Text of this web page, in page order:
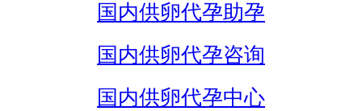
国内供卵代孕助孕
国内供卵代孕咨询
国内供卵代孕中心